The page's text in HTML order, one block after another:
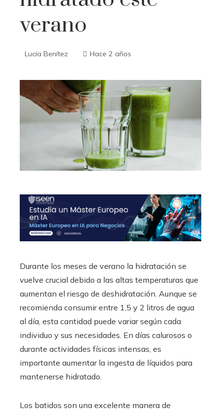
verano
Lucía Benítez Hace 2 años
Durante los meses de verano la hidratación se
vuelve crucial debido a las altas temperaturas que
aumentan el riesgo de deshidratación. Aunque se
recomienda consumir entre 1,5 y 2 litros de agua
al día, esta cantidad puede variar según cada
individuo y sus necesidades. En días calurosos o
durante actividades físicas intensas, es
importante aumentar la ingesta de líquidos para
mantenerse hidratado.
Los batidos son una excelente manera de